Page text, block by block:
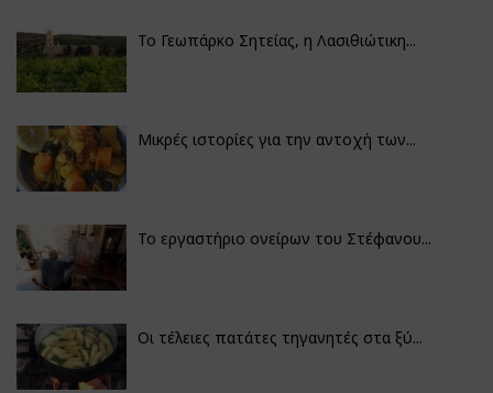
Το Γεωπάρκο Σητείας, η Λασιθιώτικη...
Μικρές ιστορίες για την αντοχή των...
Το εργαστήριο ονείρων του Στέφανου...
Οι τέλειες πατάτες τηγανητές στα ξύ...